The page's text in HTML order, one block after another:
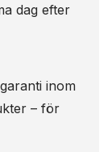
dag efter
inom
– för